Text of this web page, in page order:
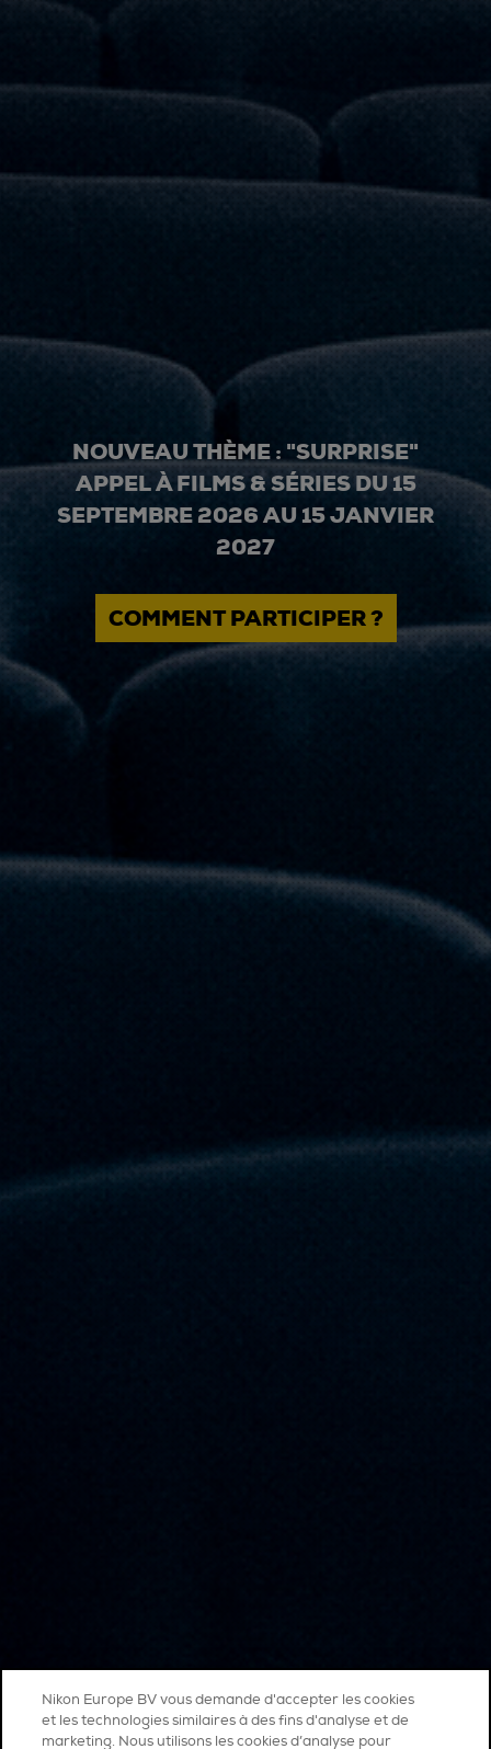
NOUVEAU THÈME : "SURPRISE"
APPEL À FILMS & SÉRIES DU 15
SEPTEMBRE 2026 AU 15 JANVIER
2027
COMMENT PARTICIPER ?
Nikon Europe BV vous demande d'accepter les cookies
et les technologies similaires à des fins d'analyse et de
marketing. Nous utilisons les cookies d’analyse pour